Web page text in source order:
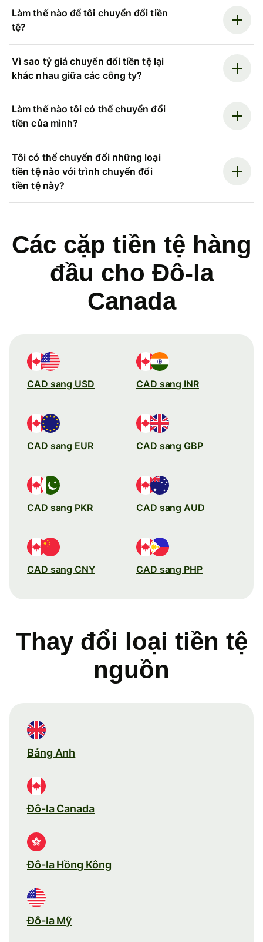
Làm thế nào để tôi chuyển đổi tiền
tệ?
Vì sao tỷ giá chuyển đổi tiền tệ lại
khác nhau giữa các công ty?
Làm thế nào tôi có thể chuyển đổi
tiền của mình?
Tôi có thể chuyển đổi những loại
tiền tệ nào với trình chuyển đổi
tiền tệ này?
Các cặp tiền tệ hàng
đầu cho Đô-la
Canada
CAD sang USD CAD sang INR
CAD sang EUR CAD sang GBP
CAD sang PKR CAD sang AUD
CAD sang CNY CAD sang PHP
Thay đổi loại tiền tệ
nguồn
Bảng Anh
Đô-la Canada
Đô-la Hồng Kông
Đô-la Mỹ